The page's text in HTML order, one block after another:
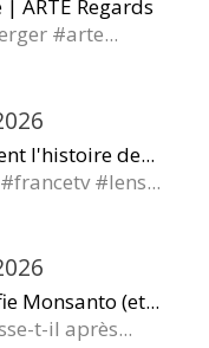
ARTE Regards
#arte...
l'histoire de...
#lens...
Monsanto (et...
t-il après...